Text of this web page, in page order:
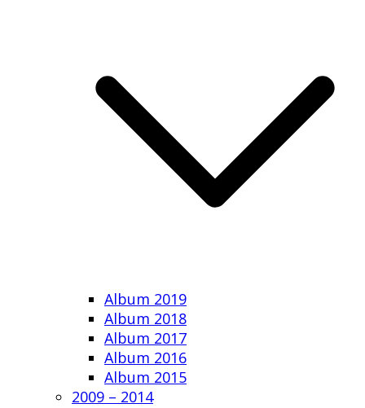
Album 2019
Album 2018
Album 2017
Album 2016
Album 2015
2009 – 2014